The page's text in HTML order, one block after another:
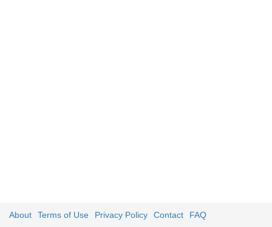
About Terms of Use Privacy Policy Contact FAQ